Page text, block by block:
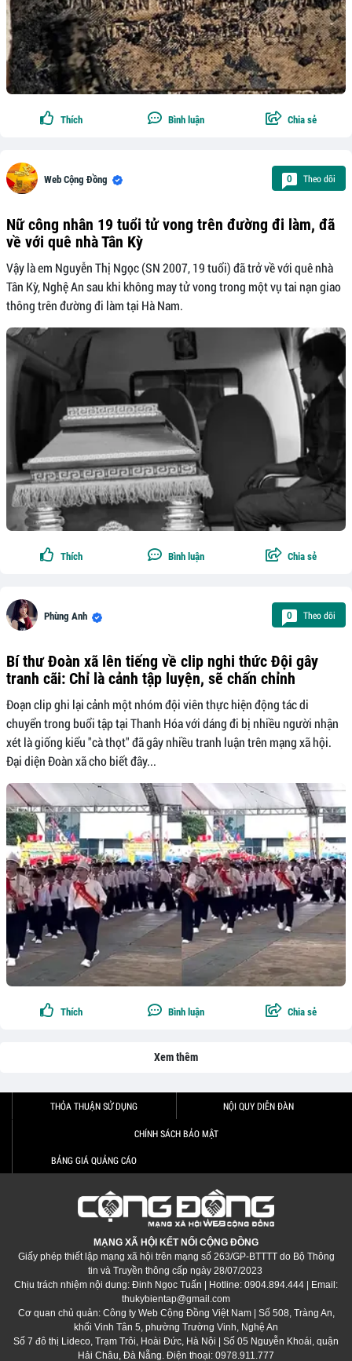
Thích Bình luận Chia sẻ
Web Cộng Đồng 0 Theo dõi
Nữ công nhân 19 tuổi tử vong trên đường đi làm, đã
về với quê nhà Tân Kỳ
Vậy là em Nguyễn Thị Ngọc (SN 2007, 19 tuổi) đã trở về với quê nhà
Tân Kỳ, Nghệ An sau khi không may tử vong trong một vụ tai nạn giao
thông trên đường đi làm tại Hà Nam.
Thích Bình luận Chia sẻ
Phùng Anh 0 Theo dõi
Bí thư Đoàn xã lên tiếng về clip nghi thức Đội gây
tranh cãi: Chỉ là cảnh tập luyện, sẽ chấn chỉnh
Đoạn clip ghi lại cảnh một nhóm đội viên thực hiện động tác di
chuyển trong buổi tập tại Thanh Hóa với dáng đi bị nhiều người nhận
xét là giống kiểu "cà thọt" đã gây nhiều tranh luận trên mạng xã hội.
Đại diện Đoàn xã cho biết đây...
Thích Bình luận Chia sẻ
Xem thêm
THỎA THUẬN SỬ DỤNG NỘI QUY DIỄN ĐÀN
CHÍNH SÁCH BẢO MẬT
BẢNG GIÁ QUẢNG CÁO
MẠNG XÃ HỘI KẾT NỐI CỘNG ĐỒNG
Giấy phép thiết lập mạng xã hội trên mạng số 263/GP-BTTTT do Bộ Thông
tin và Truyền thông cấp ngày 28/07/2023
Chịu trách nhiệm nội dung: Đinh Ngọc Tuấn | Hotline: 0904.894.444 | Email:
thukybientap@gmail.com
Cơ quan chủ quản: Công ty Web Cộng Đồng Việt Nam | Số 508, Tràng An,
khối Vinh Tân 5, phường Trường Vinh, Nghệ An
Số 7 đô thị Lideco, Trạm Trôi, Hoài Đức, Hà Nội | Số 05 Nguyễn Khoái, quận
Hải Châu, Đà Nẵng. Điện thoại: 0978.911.777